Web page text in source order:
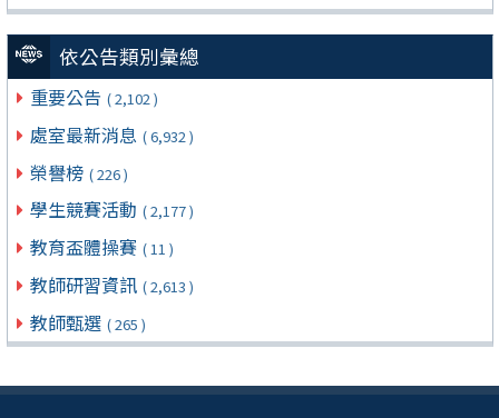
依公告類別彙總
重要公告 ( 2,102 )
處室最新消息 ( 6,932 )
榮譽榜 ( 226 )
學生競賽活動 ( 2,177 )
教育盃體操賽 ( 11 )
教師研習資訊 ( 2,613 )
教師甄選 ( 265 )